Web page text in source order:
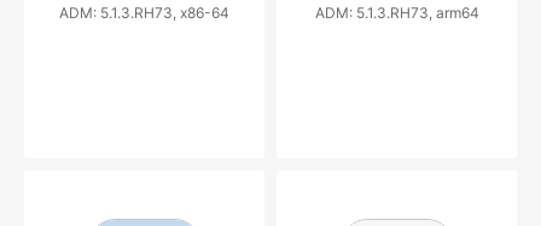
ADM: 5.1.3.RH73, x86-64 ADM: 5.1.3.RH73, arm64